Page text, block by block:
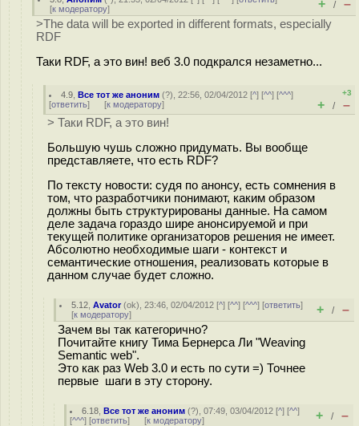
[к модератору] + / –
>The data will be exported in different formats, especially
RDF
Таки RDF, а это вин! веб 3.0 подкрался незаметно...
4.9 ,Все тот же аноним (?), 22:56, 02/04/2012 [^] [^^] [^^^]
[ответить] [к модератору]
+3
+ / –
> Таки RDF, а это вин!
Большую чушь сложно придумать. Вы вообще
представляете, что есть RDF?
По тексту новости: судя по анонсу, есть сомнения в
том, что разработчики понимают, каким образом
должны быть структурированы данные. На самом
деле задача гораздо шире анонсируемой и при
текущей политике организаторов решения не имеет.
Абсолютно необходимые шаги - контекст и
семантические отношения, реализовать которые в
данном случае будет сложно.
5.12 ,Avator(ok), 23:46, 02/04/2012 [^] [^^] [^^^] [ответить]
[к модератору] + / –
Зачем вы так категорично?
Почитайте книгу Тима Бернерса Ли "Weaving
Semantic web".
Это как раз Web 3.0 и есть по сути =) Точнее
первые шаги в эту сторону.
6.18 ,Все тот же аноним (?), 07:49, 03/04/2012 [^] [^^]
[^^^] [ответить] [к модератору] + / –